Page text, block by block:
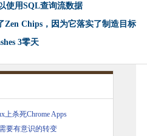
使用SQL查询流数据
Zen Chips，因为它落实了制造目标
3零天
上杀死Chrome Apps
要有意识的转变